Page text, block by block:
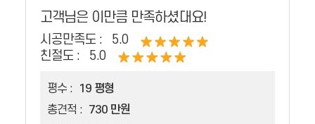
고객님은 이만큼 만족하셨대요!
시공만족도 :
5.0
친절도 :
5.0
평수 :
19 평형
총견적 :
730 만원